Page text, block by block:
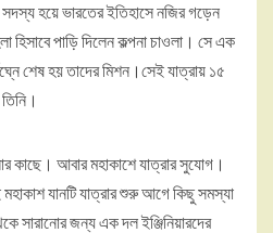
হয়ে ভারতের ইতিহাসে নজির গড়েন
হিসাবে পাড়ি দিলেন কল্পনা চাওলা। সে এক
শেষ হয় তাদের মিশন।সেই যাত্রায় ১৫
কাছে। আবার মহাকাশে যাত্রার সুযোগ।
যানটি যাত্রার শুরু আগে কিছু সমস্যা
সারানোর জন্য এক দল ইঞ্জিনিয়ারদের